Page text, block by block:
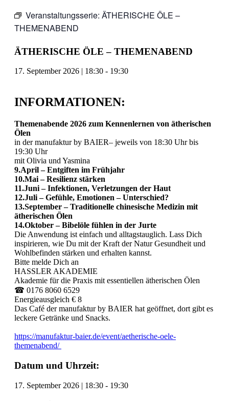
Veranstaltungsserie: ÄTHERISCHE ÖLE –
THEMENABEND
ÄTHERISCHE ÖLE – THEMENABEND
17. September 2026 | 18:30 - 19:30
INFORMATIONEN:
Themenabende 2026 zum Kennenlernen von ätherischen
Ölen
in der manufaktur by BAIER– jeweils von 18:30 Uhr bis
19:30 Uhr
mit Olivia und Yasmina
9.April – Entgiften im Frühjahr
10.Mai – Resilienz stärken
11.Juni – Infektionen, Verletzungen der Haut
12.Juli – Gefühle, Emotionen – Unterschied?
13.September – Traditionelle chinesische Medizin mit
ätherischen Ölen
14.Oktober – Bibelöle fühlen in der Jurte
Die Anwendung ist einfach und alltagstauglich. Lass Dich
inspirieren, wie Du mit der Kraft der Natur Gesundheit und
Wohlbefinden stärken und erhalten kannst.
Bitte melde Dich an
HASSLER AKADEMIE
Akademie für die Praxis mit essentiellen ätherischen Ölen
☎ 0176 8060 6529
Energieausgleich € 8
Das Café der manufaktur by BAIER hat geöffnet, dort gibt es
leckere Getränke und Snacks.
https://manufaktur-baier.de/event/aetherische-oele-
themenabend/
Datum und Uhrzeit:
17. September 2026 | 18:30 - 19:30